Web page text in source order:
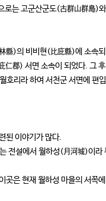
는 고군산군도(古群山群島)
縣)의 비비현(比庇縣)에 소속
郡) 서면 소속이 되었다. 그
라 하여 서천군 서면에 편입
된 이야기가 많다.
전설에서 월하성(月河城)이
은 현재 월하성 마을의 서쪽